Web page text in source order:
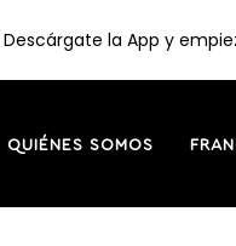
QUIÉNES SOMOS
Descárgate la App y